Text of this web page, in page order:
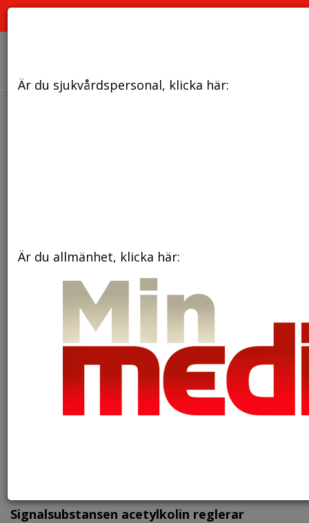
Signalsubstansen acetylkolin reglerar
Är du sjukvårdspersonal, klicka här:
Är du allmänhet, klicka här: